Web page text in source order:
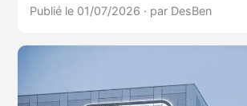
Publié le 01/07/2026 · par DesBen